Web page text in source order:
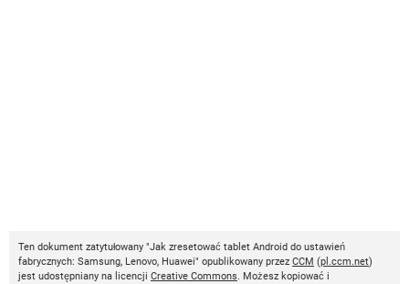
Ten dokument zatytułowany "Jak zresetować tablet Android do ustawień
fabrycznych: Samsung, Lenovo, Huawei" opublikowany przez CCM (pl.ccm.net)
jest udostępniany na licencji Creative Commons. Możesz kopiować i